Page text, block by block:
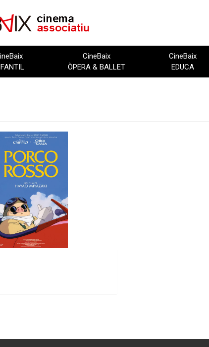
CineBaix
ÒPERA & BALLET
CineBaix
EDUCA